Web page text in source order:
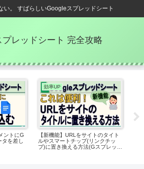
い。 すばらしいGoogleスプレッドシート
プレッドシート 完全攻略
ントにG
タを差し
効率UP
【新機能】URLをサイトのタイト
ルやスマートチップ(リンクチッ
プ)に置き換える方法(Gスプレッド